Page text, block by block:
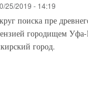
25/2019 - 14:19
поиска пре
городищем
город.